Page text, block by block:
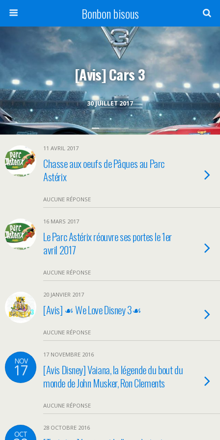
Bonbon bisous
30 JUILLET 2017
[Avis] Cars 3
11 AVRIL 2017
Chasse aux oeufs de Pâques au Parc
Astérix
AUCUNE RÉPONSE
16 MARS 2017
Le Parc Astérix réouvre ses portes le 1er
avril 2017
AUCUNE RÉPONSE
20 JANVIER 2017
[Avis] ☙ We Love Disney 3☙
AUCUNE RÉPONSE
NOV
17
17 NOVEMBRE 2016
[Avis Disney] Vaiana, la légende du bout du
monde de John Musker, Ron Clements
AUCUNE RÉPONSE
OCT
28 OCTOBRE 2016